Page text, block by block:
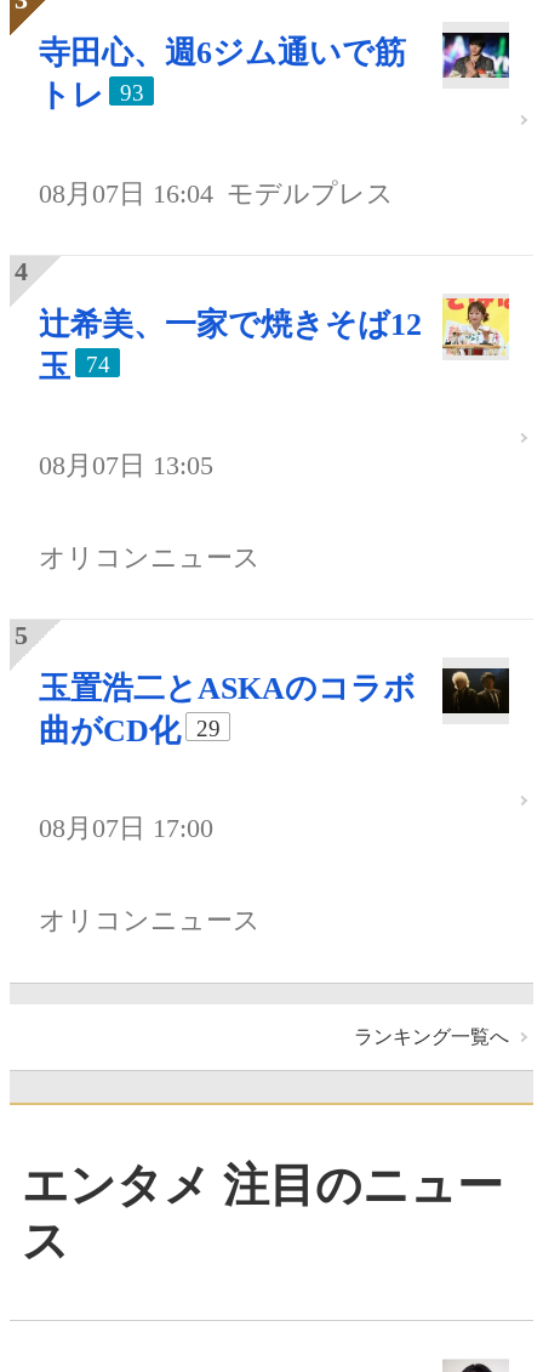
寺田心、週6ジム通いで筋
トレ
93
08月07日 16:04 モデルプレス
辻希美、一家で焼きそば12
玉
74
08月07日 13:05
オリコンニュース
玉置浩二とASKAのコラボ
曲がCD化
29
08月07日 17:00
オリコンニュース
ランキング一覧へ
エンタメ 注目のニュー
ス